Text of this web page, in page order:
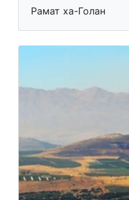
Рамат ха-Голан